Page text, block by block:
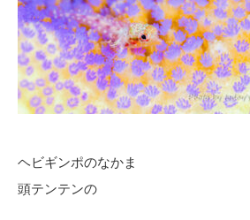
ヘビギンポのなかま
頭テンテンの